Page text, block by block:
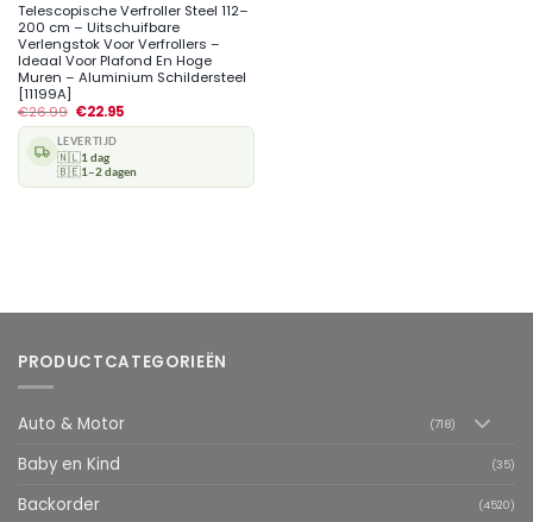
Telescopische Verfroller Steel 112–
200 cm – Uitschuifbare
Verlengstok Voor Verfrollers –
Ideaal Voor Plafond En Hoge
Muren – Aluminium Schildersteel
[11199A]
€26.99 €22.95
LEVERTIJD
🇳🇱1 dag
🇧🇪1–2 dagen
PRODUCTCATEGORIEËN
Auto & Motor (718)
Baby en Kind (35)
Backorder (4520)